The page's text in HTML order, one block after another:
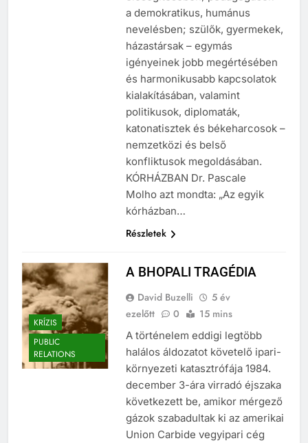
elősegítésében; pedagógusok –
a demokratikus, humánus
nevelésben; szülők, gyermekek,
házastársak – egymás
igényeinek jobb megértésében
és harmonikusabb kapcsolatok
kialakításában, valamint
politikusok, diplomaták,
katonatisztek és békeharcosok –
nemzetközi és belső
konfliktusok megoldásában.
KÓRHÁZBAN Dr. Pascale
Molho azt mondta: „Az egyik
KRÍZIS
PUBLIC
RELATIONS
David Buzelli
5 év
A történelem eddigi legtöbb
halálos áldozatot követelő ipari-
környezeti katasztrófája 1984.
december 3-ára virradó éjszaka
következett be, amikor mérgező
gázok szabadultak ki az amerikai